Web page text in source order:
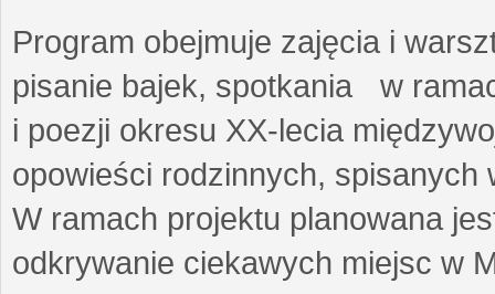
Program obejmuje zajęcia i
pisanie bajek, spotkania w
i poezji okresu XX-lecia
opowieści rodzinnych,
W ramach projektu planowana
odkrywanie ciekawych miejsc w